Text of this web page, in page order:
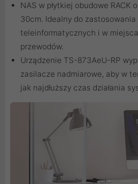
NAS w płytkiej obudowe RACK
30cm. Idealny do zastosowania
teleinformatycznych i w
przewodów.
Urządzenie TS-873AeU-RP
zasilacze nadmiarowe, aby w
jak najdłuższy czas działania